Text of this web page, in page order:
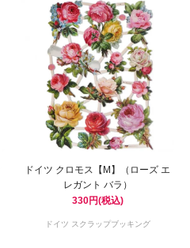
ドイツ クロモス【M】（ローズ エ
レガント バラ）
330円(税込)
ドイツ スクラップブッキング